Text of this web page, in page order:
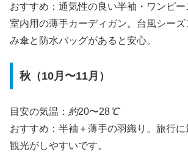
おすすめ：通気性の良い半袖・ワンピー
室内用の薄手カーディガン。台風シー
み傘と防水バッグがあると安心。
秋（10月〜11月）
目安の気温： 約20〜28℃
おすすめ：半袖＋薄手の羽織り。旅行
観光がしやすいです。